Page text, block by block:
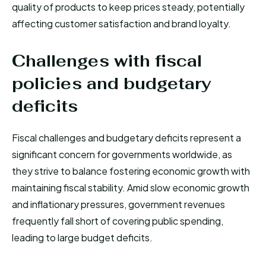
quality of products to keep prices steady, potentially
affecting customer satisfaction and brand loyalty.
Challenges with fiscal
policies and budgetary
deficits
Fiscal challenges and budgetary deficits represent a
significant concern for governments worldwide, as
they strive to balance fostering economic growth with
maintaining fiscal stability. Amid slow economic growth
and inflationary pressures, government revenues
frequently fall short of covering public spending,
leading to large budget deficits.